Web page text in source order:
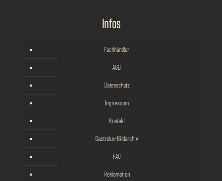
Infos
Fachhändler
AGB
Datenschutz
Impressum
Kontakt
Gastrolux-Bildarchiv
FAQ
Reklamation